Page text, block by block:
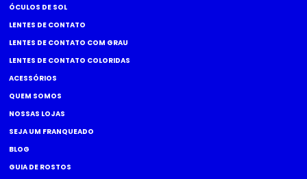
ÓCULOS DE SOL
LENTES DE CONTATO
LENTES DE CONTATO COM GRAU
LENTES DE CONTATO COLORIDAS
ACESSÓRIOS
QUEM SOMOS
NOSSAS LOJAS
SEJA UM FRANQUEADO
BLOG
GUIA DE ROSTOS